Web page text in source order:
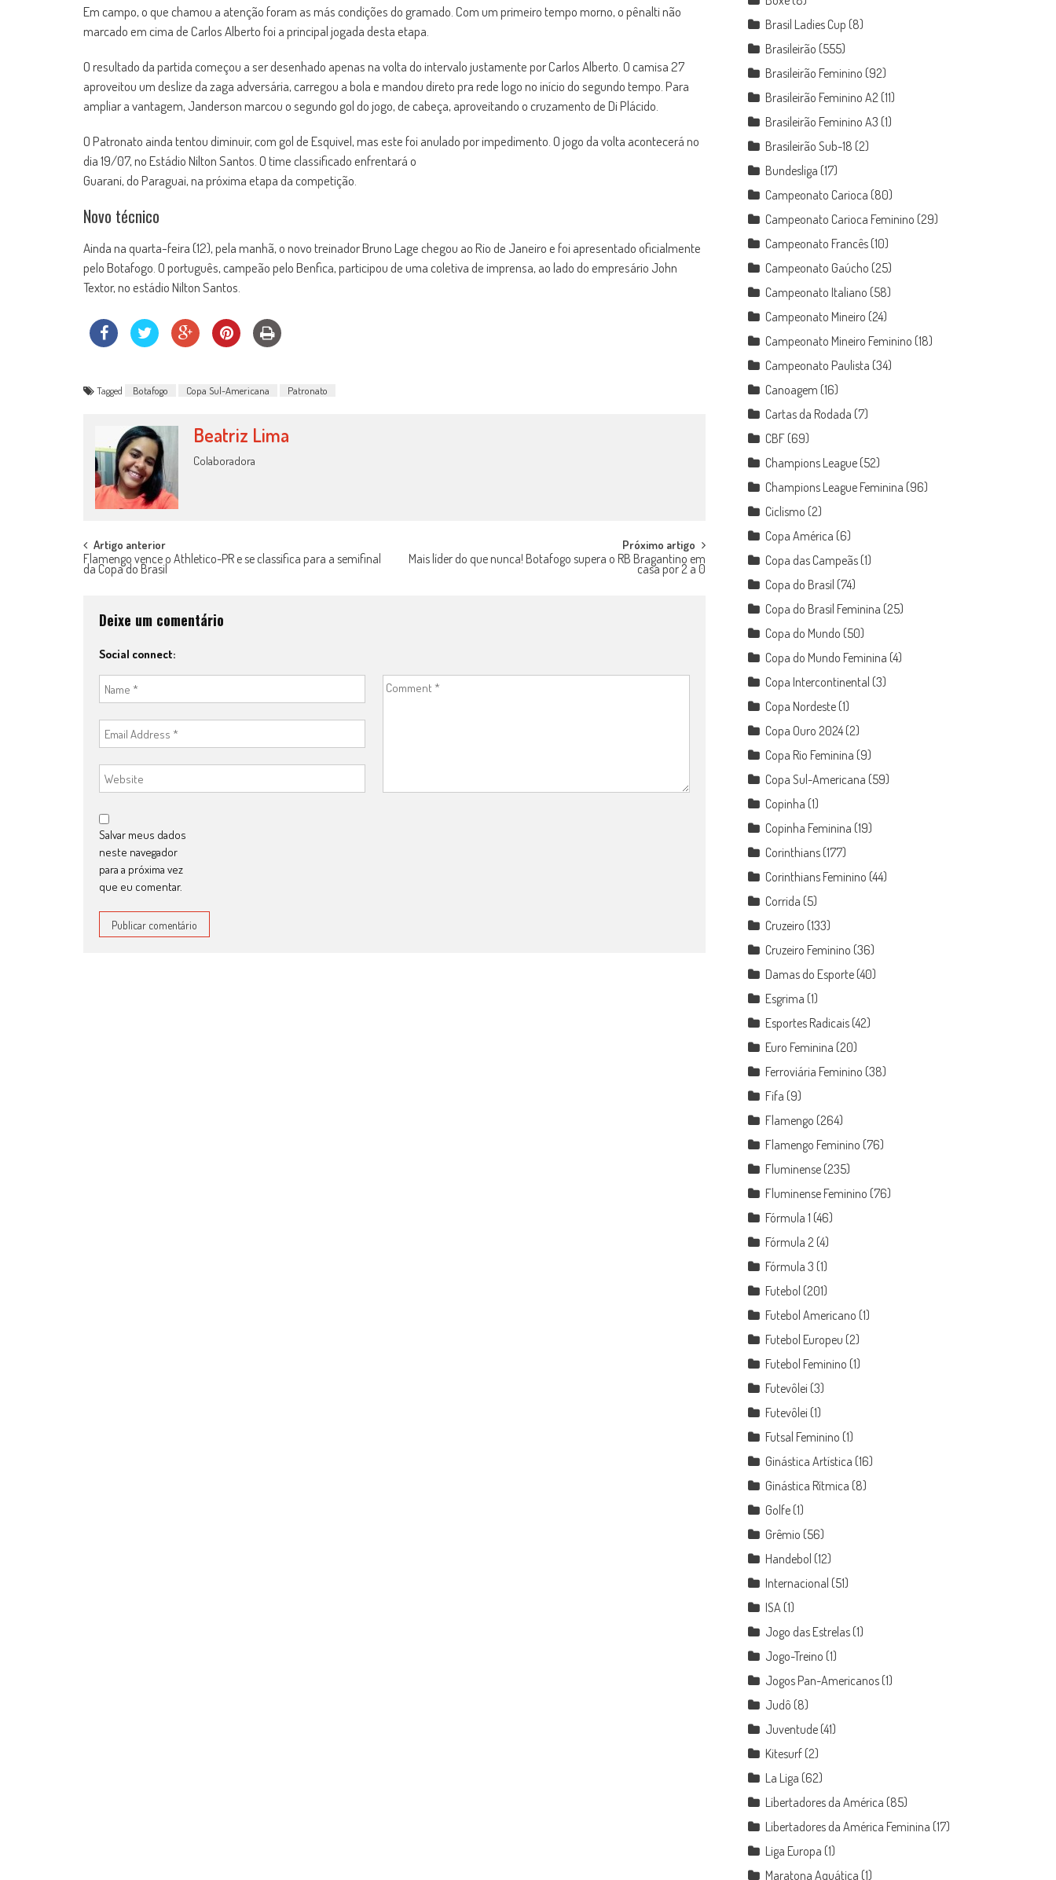
Em campo, o que chamou a atenção foram as más condições do gramado. Com um primeiro tempo morno, o pênalti não
marcado em cima de Carlos Alberto foi a principal jogada desta etapa.
O resultado da partida começou a ser desenhado apenas na volta do intervalo justamente por Carlos Alberto. O camisa 27
aproveitou um deslize da zaga adversária, carregou a bola e mandou direto pra rede logo no início do segundo tempo. Para
ampliar a vantagem, Janderson marcou o segundo gol do jogo, de cabeça, aproveitando o cruzamento de Di Plácido.
O Patronato ainda tentou diminuir, com gol de Esquivel, mas este foi anulado por impedimento. O jogo da volta acontecerá no
dia 19/07, no Estádio Nilton Santos. O time classificado enfrentará o
Guarani, do Paraguai, na próxima etapa da competição.
Novo técnico
Ainda na quarta-feira (12), pela manhã, o novo treinador Bruno Lage chegou ao Rio de Janeiro e foi apresentado oficialmente
pelo Botafogo. O português, campeão pelo Benfica, participou de uma coletiva de imprensa, ao lado do empresário John
Textor, no estádio Nilton Santos.
Tagged Botafogo Copa Sul-Americana Patronato
Beatriz Lima
Colaboradora
Post
navigation
Artigo anterior
Flamengo vence o Athletico-PR e se classifica para a semifinal
da Copa do Brasil
Próximo artigo
Mais líder do que nunca! Botafogo supera o RB Bragantino em
casa por 2 a 0
Deixe um comentário
Social connect:
Salvar meus dados
neste navegador
para a próxima vez
que eu comentar.
Brasil Ladies Cup (8)
Brasileirão (555)
Brasileirão Feminino (92)
Brasileirão Feminino A2 (11)
Brasileirão Feminino A3 (1)
Brasileirão Sub-18 (2)
Bundesliga (17)
Campeonato Carioca (80)
Campeonato Carioca Feminino (29)
Campeonato Francês (10)
Campeonato Gaúcho (25)
Campeonato Italiano (58)
Campeonato Mineiro (24)
Campeonato Mineiro Feminino (18)
Campeonato Paulista (34)
Canoagem (16)
Cartas da Rodada (7)
CBF (69)
Champions League (52)
Champions League Feminina (96)
Ciclismo (2)
Copa América (6)
Copa das Campeãs (1)
Copa do Brasil (74)
Copa do Brasil Feminina (25)
Copa do Mundo (50)
Copa do Mundo Feminina (4)
Copa Intercontinental (3)
Copa Nordeste (1)
Copa Ouro 2024(2)
Copa Rio Feminina (9)
Copa Sul-Americana (59)
Copinha (1)
Copinha Feminina (19)
Corinthians (177)
Corinthians Feminino (44)
Corrida (5)
Cruzeiro (133)
Cruzeiro Feminino (36)
Damas do Esporte (40)
Esgrima (1)
Esportes Radicais (42)
Euro Feminina (20)
Ferroviária Feminino (38)
Fifa (9)
Flamengo (264)
Flamengo Feminino (76)
Fluminense (235)
Fluminense Feminino (76)
Fórmula 1 (46)
Fórmula 2 (4)
Fórmula 3 (1)
Futebol (201)
Futebol Americano (1)
Futebol Europeu (2)
Futebol Feminino (1)
Futevôlei (3)
Futevôlei (1)
Futsal Feminino (1)
Ginástica Artística (16)
Ginástica Rítmica (8)
Golfe (1)
Grêmio (56)
Handebol (12)
Internacional (51)
ISA (1)
Jogo das Estrelas (1)
Jogo-Treino (1)
Jogos Pan-Americanos (1)
Judô (8)
Juventude (41)
Kitesurf (2)
La Liga (62)
Libertadores da América (85)
Libertadores da América Feminina (17)
Liga Europa (1)
Maratona Aquática (1)